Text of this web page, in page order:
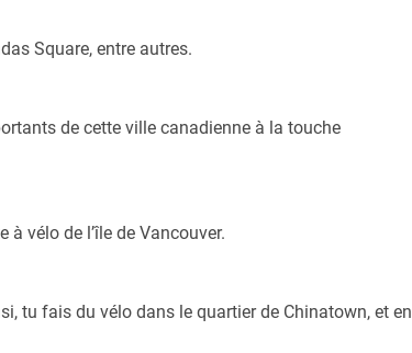
Square, entre autres.
de cette ville canadienne à la touche
vélo de l’île de Vancouver.
tu fais du vélo dans le quartier de Chinatown, et en